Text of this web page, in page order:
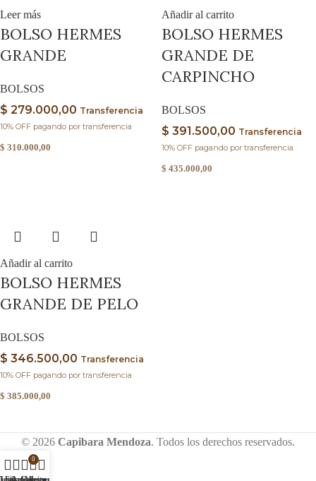
Leer más
BOLSO HERMES
GRANDE
BOLSOS
$ 279.000,00 Transferencia
10% OFF pagando por transferencia
$ 310.000,00
Añadir al carrito
BOLSO HERMES
GRANDE DE
CARPINCHO
BOLSOS
$ 391.500,00 Transferencia
10% OFF pagando por transferencia
$ 435.000,00
Añadir al carrito
BOLSO HERMES
GRANDE DE PELO
BOLSOS
$ 346.500,00 Transferencia
10% OFF pagando por transferencia
$ 385.000,00
© 2026 Capibara Mendoza. Todos los derechos reservados.
Filtros
Lista de deseos
0
Carrito
Mi cuenta